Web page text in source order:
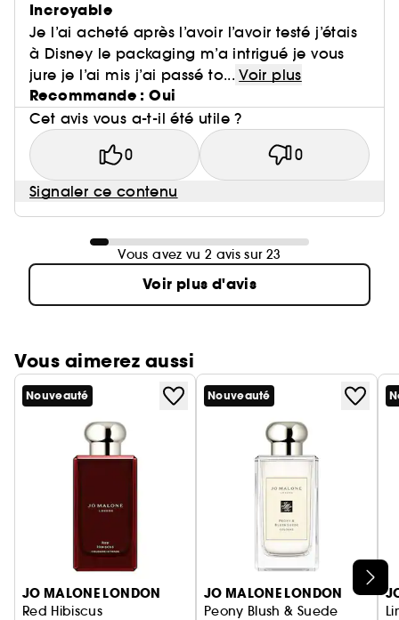
Incroyable
Je l’ai acheté après l’avoir l’avoir testé j’étais
à Disney le packaging m’a intrigué je vous
jure je l’ai mis j’ai passé to... Voir plus
Recommande : Oui
Cet avis vous a-t-il été utile ?
0 0
Signaler ce contenu
Vous avez vu 2 avis sur 23
Voir plus d'avis
Vous aimerez aussi
Ignorer le carrousel produits
Nouveauté
JO MALONE LONDON
Red Hibiscus
Nouveauté
JO MALONE LONDON
Peony Blush & Suede